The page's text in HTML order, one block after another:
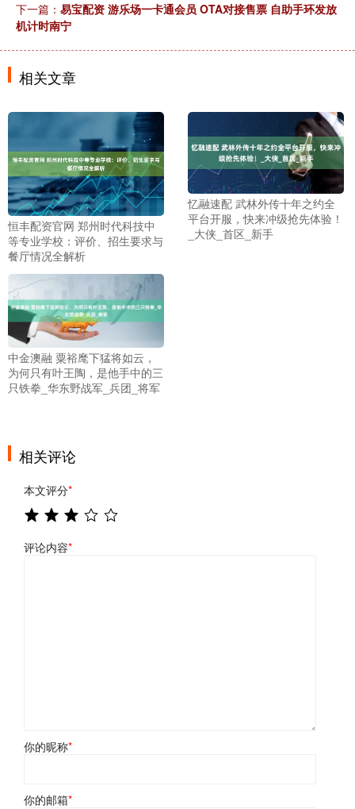
下一篇： 易宝配资 游乐场一卡通会员 OTA对接售票 自助手环发放
机计时南宁
相关文章
恒丰配资官网 郑州时代科技中
等专业学校：评价、招生要求与
餐厅情况全解析
忆融速配 武林外传十年之约全
平台开服，快来冲级抢先体验！
_大侠_首区_新手
中金澳融 粟裕麾下猛将如云，
为何只有叶王陶，是他手中的三
只铁拳_华东野战军_兵团_将军
相关评论
本文评分*
评论内容*
你的昵称*
你的邮箱*